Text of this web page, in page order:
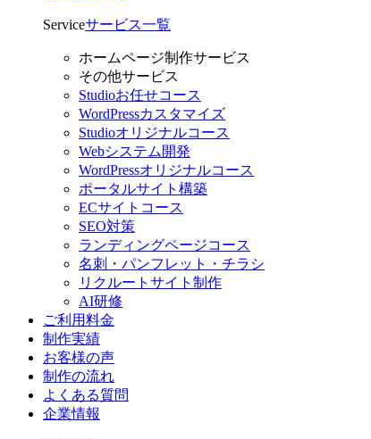
Serviceサービス一覧
ホームページ制作サービス
その他サービス
Studioお任せコース
WordPressカスタマイズ
Studioオリジナルコース
Webシステム開発
WordPressオリジナルコース
ポータルサイト構築
ECサイトコース
SEO対策
ランディングページコース
名刺・パンフレット・チラシ
リクルートサイト制作
AI研修
ご利用料金
制作実績
お客様の声
制作の流れ
よくある質問
企業情報